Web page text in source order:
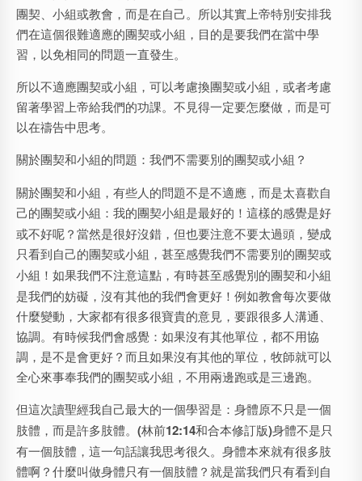
團契、小組或教會，而是在自己。所以其實上帝特別安排我
們在這個很難適應的團契或小組，目的是要我們在當中學
習，以免相同的問題一直發生。
所以不適應團契或小組，可以考慮換團契或小組，或者考慮
留著學習上帝給我們的功課。不見得一定要怎麼做，而是可
以在禱告中思考。
關於團契和小組的問題：我們不需要別的團契或小組？
關於團契和小組，有些人的問題不是不適應，而是太喜歡自
己的團契或小組： 我的團契小組是最好的！ 這樣的感覺是好
或不好呢？當然是很好沒錯，但也要注意不要太過頭，變成
只看到自己的團契或小組，甚至感覺我們不需要別的團契或
小組！ 如果我們不注意這點，有時甚至感覺別的團契和小組
是我們的妨礙，沒有其他的我們會更好！例如教會每次要做
什麼變動，大家都有很多很寶貴的意見，要跟很多人溝通、
協調。有時候我們會感覺：如果沒有其他單位，都不用協
調，是不是會更好？而且如果沒有其他的單位，牧師就可以
全心來事奉我們的團契或小組，不用兩邊跑或是三邊跑。
但這次讀聖經我自己最大的一個學習是： 身體原不只是一個
肢體，而是許多肢體。 (林前12:14和合本修訂版)身體不是只
有一個肢體，這一句話讓我思考很久。身體本來就有很多肢
體啊？什麼叫做身體只有一個肢體？就是當我們只有看到自